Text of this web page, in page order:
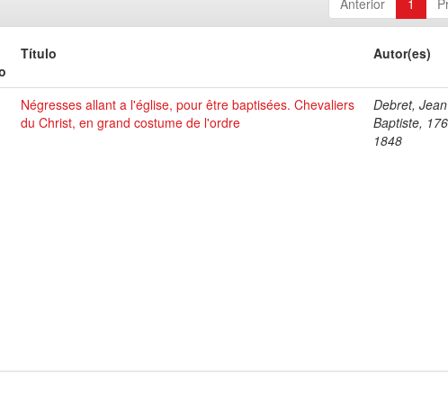
Anterior 1
Título Autor(es)
Négresses allant a l'église, pour être baptisées. Chevaliers
du Christ, en grand costume de l'ordre
Debret, Jean
Baptiste,
1848